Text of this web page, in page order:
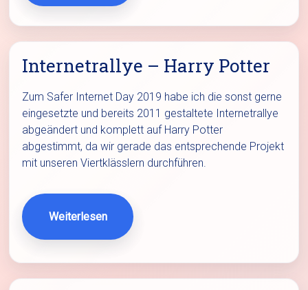
Internetrallye – Harry Potter
Zum Safer Internet Day 2019 habe ich die sonst gerne
eingesetzte und bereits 2011 gestaltete Internetrallye
abgeändert und komplett auf Harry Potter
abgestimmt, da wir gerade das entsprechende Projekt
mit unseren Viertklässlern durchführen.
Weiterlesen